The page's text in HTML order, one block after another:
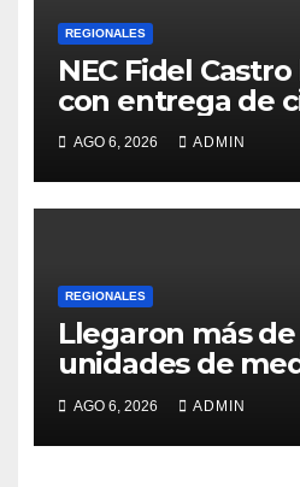
REGIONALES
NEC Fidel
con entrega de
AGO 6, 2026 ADMIN
REGIONALES
Llegaron más
unidades de
insumos
AGO 6, 2026 ADMIN